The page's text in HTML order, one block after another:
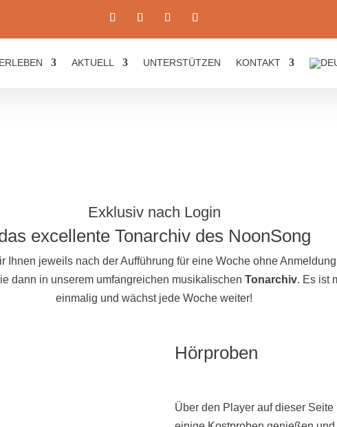
AKTUELL UNTERSTÜTZEN KONTAKT
Exklusiv nach Login
excellente Tonarchiv des NoonSong
Ihnen jeweils nach der Aufführung für eine Woche ohne
dann in unserem umfangreichen musikalischen Tonarchiv. Es ist
einmalig und wächst jede Woche weiter!
Hörproben
Über den Player auf dieser